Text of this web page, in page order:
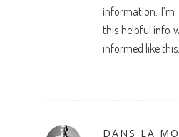
information.
this helpful info
informed like
DANS LA